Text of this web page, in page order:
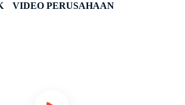
VIDEO PERUSAHAAN